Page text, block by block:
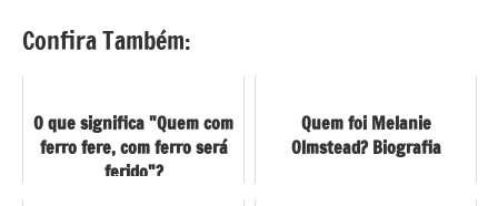
Confira Também:
O que significa "Quem com
ferro fere, com ferro será
ferido"?
Quem foi Melanie
Olmstead? Biografia